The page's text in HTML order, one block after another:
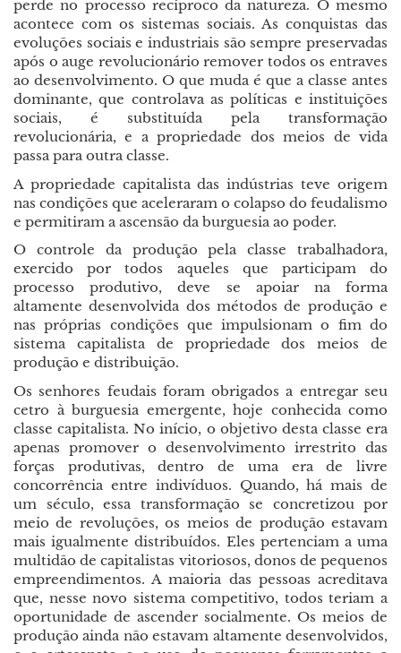
perde no processo recíproco da natureza. O mesmo
acontece com os sistemas sociais. As conquistas das
evoluções sociais e industriais são sempre preservadas
após o auge revolucionário remover todos os entraves
ao desenvolvimento. O que muda é que a classe antes
dominante, que controlava as políticas e instituições
sociais, é substituída pela transformação
revolucionária, e a propriedade dos meios de vida
passa para outra classe.
A propriedade capitalista das indústrias teve origem
nas condições que aceleraram o colapso do feudalismo
e permitiram a ascensão da burguesia ao poder.
O controle da produção pela classe trabalhadora,
exercido por todos aqueles que participam do
processo produtivo, deve se apoiar na forma
altamente desenvolvida dos métodos de produção e
nas próprias condições que impulsionam o fim do
sistema capitalista de propriedade dos meios de
produção e distribuição.
Os senhores feudais foram obrigados a entregar seu
cetro à burguesia emergente, hoje conhecida como
classe capitalista. No início, o objetivo desta classe era
apenas promover o desenvolvimento irrestrito das
forças produtivas, dentro de uma era de livre
concorrência entre indivíduos. Quando, há mais de
um século, essa transformação se concretizou por
meio de revoluções, os meios de produção estavam
mais igualmente distribuídos. Eles pertenciam a uma
multidão de capitalistas vitoriosos, donos de pequenos
empreendimentos. A maioria das pessoas acreditava
que, nesse novo sistema competitivo, todos teriam a
oportunidade de ascender socialmente. Os meios de
produção ainda não estavam altamente desenvolvidos,